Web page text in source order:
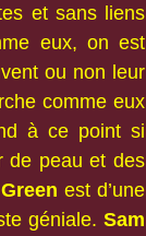
et sans liens
eux, on est
ou non leur
comme eux
à ce point si
de peau et des
est d’une
géniale. Sam